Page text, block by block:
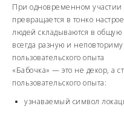
При одновременном участии
превращается в тонко
людей складываются в
всегда разную и
пользовательского опыта
«Бабочка» — это не декор, а
пользовательского опыта:
узнаваемый символ